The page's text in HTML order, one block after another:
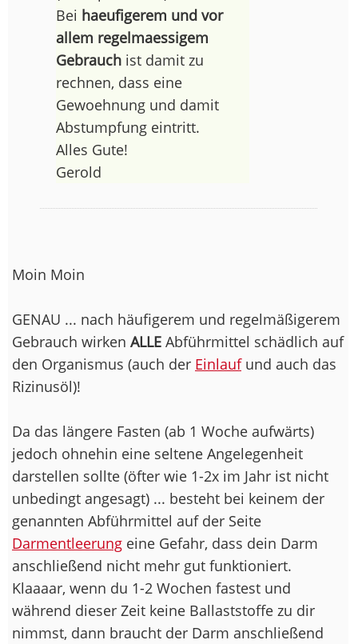
Bei haeufigerem und vor
allem regelmaessigem
Gebrauchist damit zu
rechnen, dass eine
Gewoehnung und damit
Abstumpfung eintritt.
Alles Gute!
Gerold
Moin Moin
GENAU ... nach häufigerem und regelmäßigerem
Gebrauch wirken ALLE Abführmittel schädlich auf
den Organismus (auch der Einlaufund auch das
Rizinusöl)!
Da das längere Fasten (ab 1 Woche aufwärts)
jedoch ohnehin eine seltene Angelegenheit
darstellen sollte (öfter wie 1-2x im Jahr ist nicht
unbedingt angesagt) ... besteht bei keinem der
genannten Abführmittel auf der Seite
Darmentleerung eine Gefahr, dass dein Darm
anschließend nicht mehr gut funktioniert.
Klaaaar, wenn du 1-2 Wochen fastest und
während dieser Zeit keine Ballaststoffe zu dir
nimmst, dann braucht der Darm anschließend